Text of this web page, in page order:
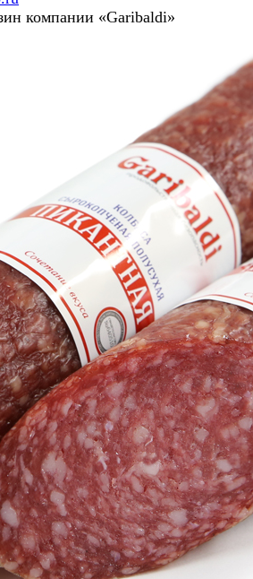
компании «Garibaldi»